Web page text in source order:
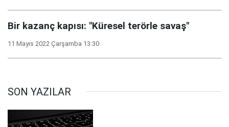
Bir kazanç kapısı: "Küresel terörle savaş"
11 Mayıs 2022 Çarşamba 13:30
SON YAZILAR